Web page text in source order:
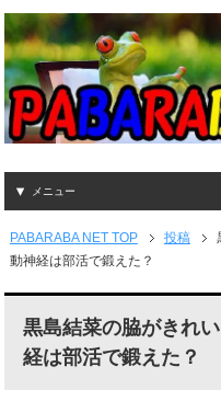
メニュー
PABARABA NET TOP 投稿
動神経は部活で鍛えた？
黒島結菜の脇がきれ
経は部活で鍛えた？